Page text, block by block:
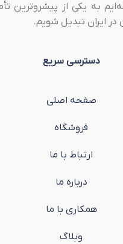
به یکی از پیشروترین
ایران تبدیل شویم.
دسترسی سریع
صفحه اصلی
فروشگاه
ارتباط با ما
درباره ما
همکاری با ما
وبلاگ